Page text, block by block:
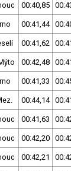
00:40,85
00:41,44
00:41,62
00:42,48
00:41,33
00:44,14
00:41,63
00:42,20
00:42,21